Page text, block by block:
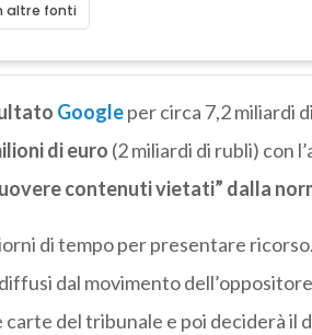
altre fonti
Googleper circa 7,2 miliardi
di euro (2 miliardi di rubli) con
contenuti vietati” dalla
di tempo per presentare ricorso.
dal movimento
del tribunale e poi deciderà il